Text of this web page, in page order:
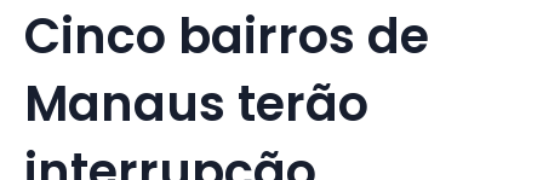
Cinco bairros de
Manaus terão